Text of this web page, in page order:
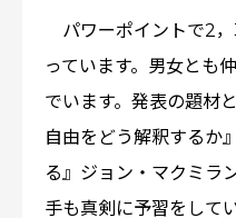
パワーポイントで2
っています。男女とも
でいます。発表の題材
自由をどう解釈するか
る』ジョン・マクミラ
手も真剣に予習をして